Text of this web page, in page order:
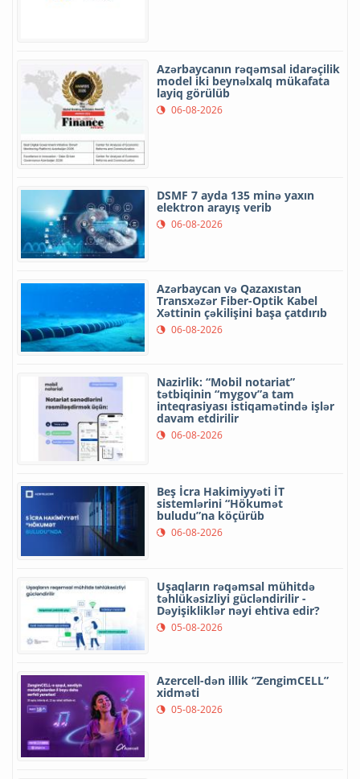
Azərbaycanın rəqəmsal idarəçilik
model iki beynəlxalq mükafata
layiq görülüb
06-08-2026
DSMF 7 ayda 135 minə yaxın
elektron arayış verib
06-08-2026
Azərbaycan və Qazaxıstan
Transxəzər Fiber-Optik Kabel
Xəttinin çəkilişini başa çatdırıb
06-08-2026
Nazirlik: “Mobil notariat”
tətbiqinin “mygov”a tam
inteqrasiyası istiqamətində işlər
davam etdirilir
06-08-2026
Beş İcra Hakimiyyəti İT
sistemlərini “Hökumət
buludu”na köçürüb
06-08-2026
Uşaqların rəqəmsal mühitdə
təhlükəsizliyi gücləndirilir -
Dəyişikliklər nəyi ehtiva edir?
05-08-2026
Azercell-dən illik “ZengimCELL”
xidməti
05-08-2026